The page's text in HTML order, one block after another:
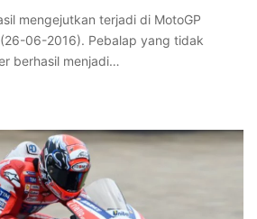
mengejutkan terjadi di MotoGP
06-2016). Pebalap yang tidak
berhasil menjadi…